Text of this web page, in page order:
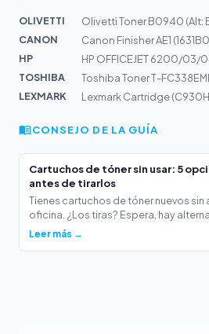
OLIVETTI
Olivetti Toner B0940 (Alt:
CANON
HP
TOSHIBA
LEXMARK
Lexmark Cartridge
CONSEJO DE LA GUÍA
Cartuchos de tóner sin usar: 5
antes de tirarlos
Tienes cartuchos de tóner nuevos sin
oficina. ¿Los tiras? Espera, hay
Leer más →